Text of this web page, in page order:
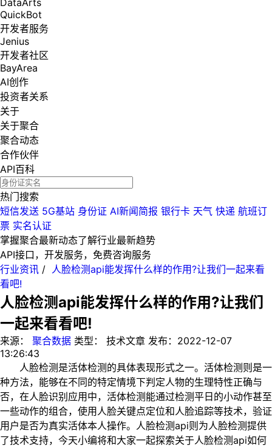
DataArts
QuickBot
开发者服务
Jenius
开发者社区
BayArea
AI创作
投资者关系
关于
关于聚合
聚合动态
合作伙伴
API百科
热门搜索
短信发送 5G基站 身份证 AI新闻简报 银行卡 天气 快递 航班订
票 实名认证
掌握聚合最新动态了解行业最新趋势
API接口，开发服务，免费咨询服务
行业资讯 / 人脸检测api能发挥什么样的作用?让我们一起来看
看吧!
人脸检测api能发挥什么样的作用?让我们
一起来看看吧!
来源： 聚合数据 类型： 技术文章 发布： 2022-12-07
13:26:43
人脸检测是活体检测的具体表现形式之一。活体检测则是一
种方法，能够在不同的特定情境下判定人物的生理特性正确与
否，在人脸识别应用中，活体检测能通过检测平日的小动作甚至
一些动作的组合，使用人脸关键点定位和人脸追踪等技术，验证
用户是否为真实活体本人操作。人脸检测api则为人脸检测提供
了技术支持，今天小编将和大家一起探索关于人脸检测api如何